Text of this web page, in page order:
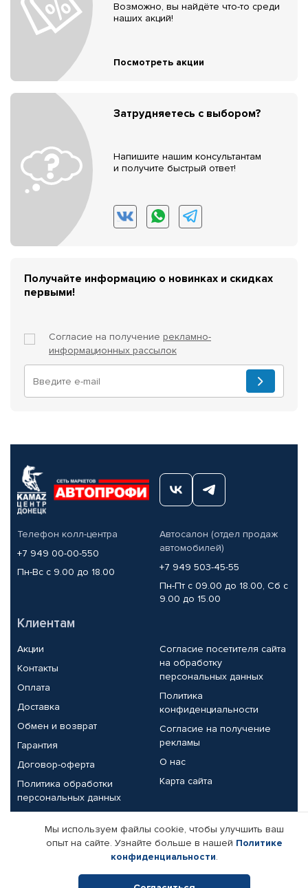
Возможно, вы найдёте что-то среди
наших акций!
Посмотреть акции
Затрудняетесь с выбором?
Напишите нашим консультантам
и получите быстрый ответ!
Получайте информацию о новинках и скидках
первыми!
Согласие на получение рекламно-
информационных рассылок
Телефон колл-центра
+7 949 00-00-550
Пн-Вс с 9.00 до 18.00
Автосалон (отдел продаж
автомобилей)
+7 949 503-45-55
Пн-Пт с 09.00 до 18.00, Сб с
9.00 до 15.00
Клиентам
Акции
Контакты
Оплата
Доставка
Обмен и возврат
Гарантия
Договор-оферта
Политика обработки
персональных данных
Согласие посетителя сайта
на обработку
персональных данных
Политика
конфиденциальности
Согласие на получение
рекламы
О нас
Карта сайта
Партнерам
Корпоративным клиентам
Поставщикам
Реквизиты компании
Мы используем файлы cookie, чтобы улучшить ваш
опыт на сайте. Узнайте больше в нашей Политике
конфиденциальности.